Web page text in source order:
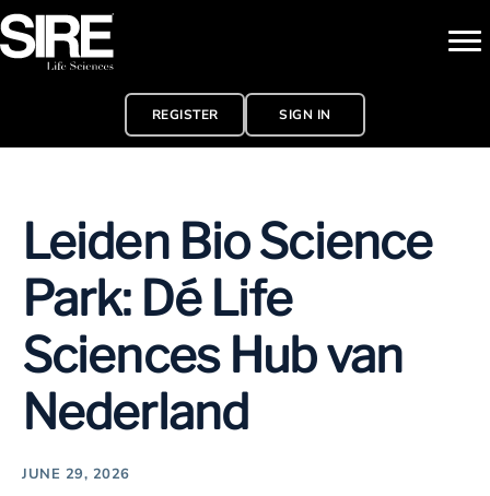
REGISTER SIGN IN
Leiden Bio Science
Park: Dé Life
Sciences Hub van
Nederland
JUNE 29, 2026